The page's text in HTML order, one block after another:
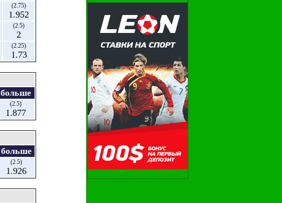
(2.75)
1.952
(2.5)
2
(2.25)
1.73
больше
(2.5)
1.877
больше
(2.5)
1.926